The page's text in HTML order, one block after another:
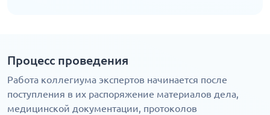
Процесс проведения
Работа коллегиума экспертов начинается после
поступления в их распоряжение материалов дела,
медицинской документации, протоколов